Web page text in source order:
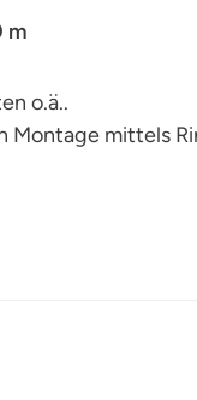
m
o.ä..
Montage mittels